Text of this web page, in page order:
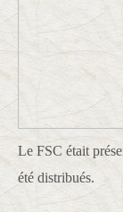
Le FSC était
été distribués.